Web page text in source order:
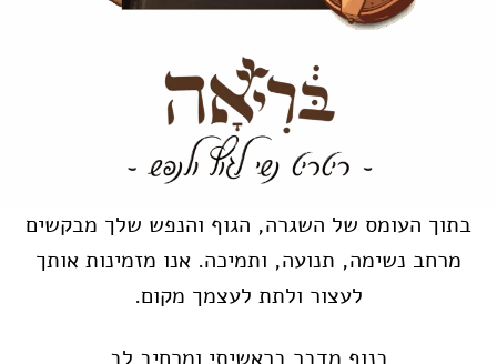
בתוך העומס של השגרה, הגוף והנפש שלך מבקשים
מרחב נשימה, תנועה, ותמיכה. אנו מזמינות אותך
לעצור ולתת לעצמך מקום.